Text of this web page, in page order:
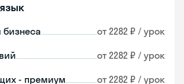
бизнеса от 2282 ₽ / урок
от 2282 ₽ / урок
- премиум от 2282 ₽ / урок